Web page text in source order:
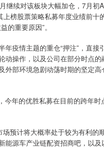
续对该板块大幅加仓，7月初
榜股票策略私募年度业绩前十
的重要原因”。
疫情主题的重仓“押注”，直接
操作，以及公司在部分时点
部环境急剧动荡时期的坚定
年的优胜私募在目前的跨年
预计将大概率处于较为有利的
源车产业链配资招商吧，以